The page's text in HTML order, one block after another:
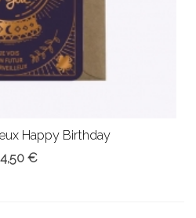
Happy Birthday
4,50 €